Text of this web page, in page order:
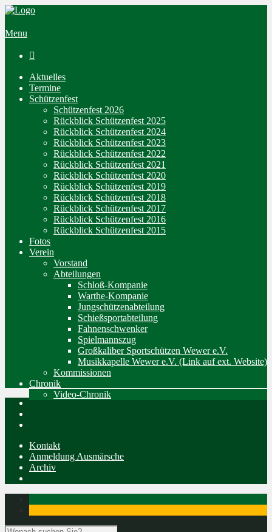
Menu

Aktuelles
Termine
Schützenfest
Schützenfest 2026
Rückblick Schützenfest 2025
Rückblick Schützenfest 2024
Rückblick Schützenfest 2023
Rückblick Schützenfest 2022
Rückblick Schützenfest 2021
Rückblick Schützenfest 2020
Rückblick Schützenfest 2019
Rückblick Schützenfest 2018
Rückblick Schützenfest 2017
Rückblick Schützenfest 2016
Rückblick Schützenfest 2015
Fotos
Verein
Vorstand
Abteilungen
Schloß-Kompanie
Warthe-Kompanie
Jungschützenabteilung
Schießsportabteilung
Fahnenschwenker
Spielmannszug
Großkaliber Sportschützen Wewer e.V.
Musikkapelle Wewer e.V. (Link auf ext. Website)
Kommissionen
Chronik
Video-Chronik
Kontakt
Anmeldung Ausmärsche
Archiv